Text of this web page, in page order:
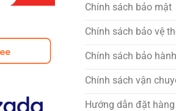
Chính sách bảo mật
Chính sách bảo vệ
Chính sách bảo hành
Chính sách vận
Hướng dẫn đặt hàng